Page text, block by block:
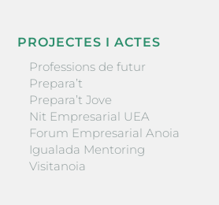
PROJECTES I ACTES
Professions de futur
Prepara’t
Prepara’t Jove
Nit Empresarial UEA
Forum Empresarial Anoia
Igualada Mentoring
Visitanoia